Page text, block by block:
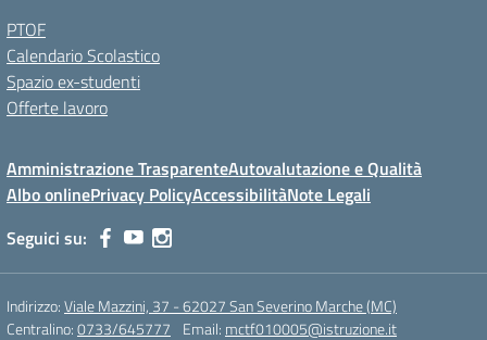
PTOF
Calendario Scolastico
Spazio ex-studenti
Offerte lavoro
Amministrazione TrasparenteAutovalutazione e Qualità
Albo onlinePrivacy PolicyAccessibilitàNote Legali
Seguici su:
Indirizzo:Viale Mazzini, 37 - 62027 San Severino Marche (MC)
Centralino:0733/645777 Email: mctf010005@istruzione.it